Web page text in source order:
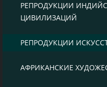
РЕПРОДУКЦИИ
ЦИВИЛИЗАЦИЙ
РЕПРОДУКЦИИ
АФРИКАНСКИЕ